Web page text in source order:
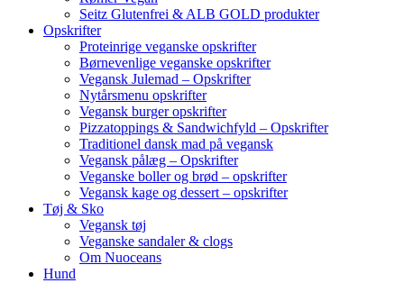
Seitz Glutenfrei & ALB GOLD produkter
Opskrifter
Proteinrige veganske opskrifter
Børnevenlige veganske opskrifter
Vegansk Julemad – Opskrifter
Nytårsmenu opskrifter
Vegansk burger opskrifter
Pizzatoppings & Sandwichfyld – Opskrifter
Traditionel dansk mad på vegansk
Vegansk pålæg – Opskrifter
Veganske boller og brød – opskrifter
Vegansk kage og dessert – opskrifter
Tøj & Sko
Vegansk tøj
Veganske sandaler & clogs
Om Nuoceans
Hund